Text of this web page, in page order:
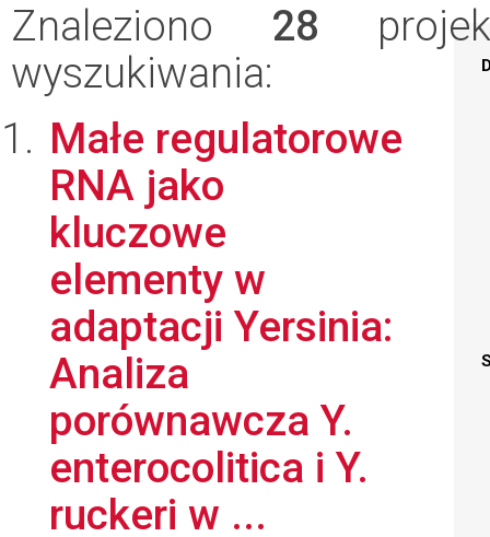
Znaleziono 28
wyszukiwania:
Małe regulatorowe
RNA jako
kluczowe
elementy w
adaptacji Yersinia:
Analiza
porównawcza Y.
enterocolitica i Y.
ruckeri w ...